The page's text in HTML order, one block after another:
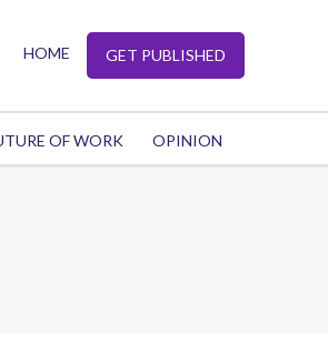
HOME GET PUBLISHED
OF WORK OPINION